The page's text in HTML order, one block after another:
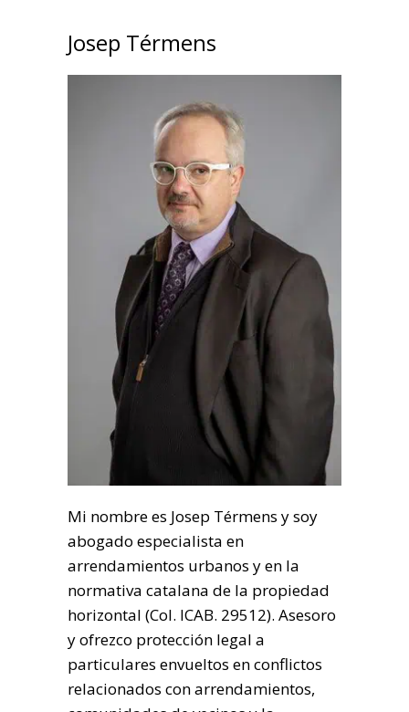
Josep Térmens
Mi nombre es Josep Térmens y soy
abogado especialista en
arrendamientos urbanos y en la
normativa catalana de la propiedad
horizontal (Col. ICAB. 29512). Asesoro
y ofrezco protección legal a
particulares envueltos en conflictos
relacionados con arrendamientos,